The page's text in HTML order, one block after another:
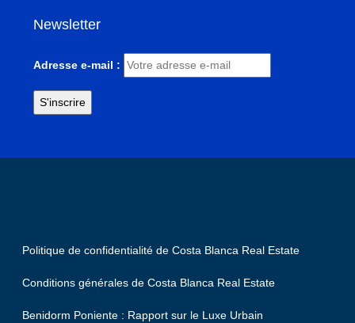
Newsletter
Adresse e-mail :
Politique de confidentialité de Costa Blanca Real Estate
Conditions générales de Costa Blanca Real Estate
Benidorm Poniente : Rapport sur le Luxe Urbain